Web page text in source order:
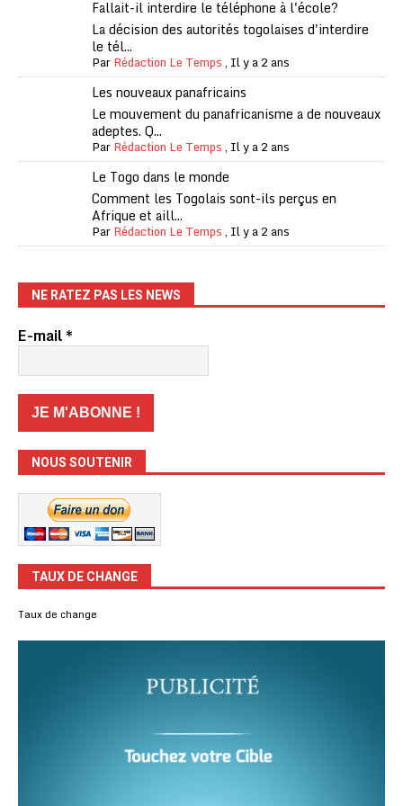
Fallait-il interdire le téléphone à l'école?
La décision des autorités togolaises d'interdire
le tél...
ParRédaction Le Temps, Il y a 2 ans
Les nouveaux panafricains
Le mouvement du panafricanisme a de nouveaux
adeptes. Q...
ParRédaction Le Temps, Il y a 2 ans
Le Togo dans le monde
Comment les Togolais sont-ils perçus en
Afrique et aill...
ParRédaction Le Temps, Il y a 2 ans
NE RATEZ PAS LES NEWS
E-mail*
NOUS SOUTENIR
TAUX DE CHANGE
Taux de change